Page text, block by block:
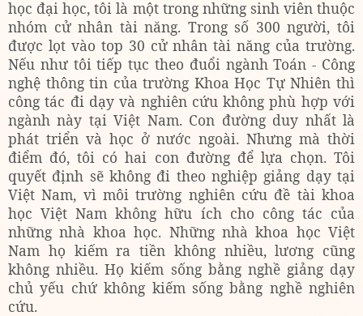
học đại học, tôi là một trong những sinh viên thuộc
nhóm cử nhân tài năng. Trong số 300 người, tôi
được lọt vào top 30 cử nhân tài năng của trường.
Nếu như tôi tiếp tục theo đuổi ngành Toán - Công
nghệ thông tin của trường Khoa Học Tự Nhiên thì
công tác đi dạy và nghiên cứu không phù hợp với
ngành này tại Việt Nam. Con đường duy nhất là
phát triển và học ở nước ngoài. Nhưng mà thời
điểm đó, tôi có hai con đường để lựa chọn. Tôi
quyết định sẽ không đi theo nghiệp giảng dạy tại
Việt Nam, vì môi trường nghiên cứu đề tài khoa
học Việt Nam không hữu ích cho công tác của
những nhà khoa học. Những nhà khoa học Việt
Nam họ kiếm ra tiền không nhiều, lương cũng
không nhiều. Họ kiếm sống bằng nghề giảng dạy
chủ yếu chứ không kiếm sống bằng nghề nghiên
cứu.